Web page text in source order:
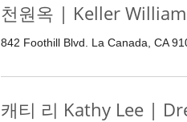
천원옥 | Keller
842 Foothill Blvd. La Canada, CA
캐티 리 Kathy Lee |